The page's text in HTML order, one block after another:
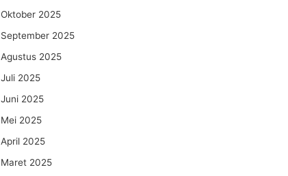
Oktober 2025
September 2025
Agustus 2025
Juli 2025
Juni 2025
Mei 2025
April 2025
Maret 2025